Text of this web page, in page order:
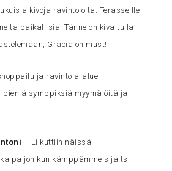
kivoja ravintoloita. Terasseille
paikallisia! Tänne on kiva tulla
Gracia on must!
ja ravintola-alue
pieniä symppiksiä myymälöitä ja
– Liikuttiin näissä
paljon kun kämppämme sijaitsi